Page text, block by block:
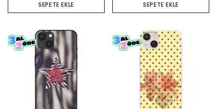
SEPETE EKLE SEPETE EKLE